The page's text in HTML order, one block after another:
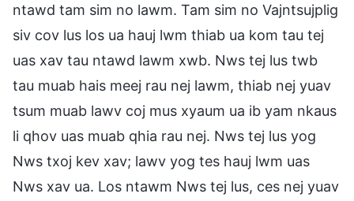
ntawd tam sim no lawm. Tam sim no Vajntsujplig
siv cov lus los ua hauj lwm thiab ua kom tau tej
uas xav tau ntawd lawm xwb. Nws tej lus twb
tau muab hais meej rau nej lawm, thiab nej yuav
tsum muab lawv coj mus xyaum ua ib yam nkaus
li qhov uas muab qhia rau nej. Nws tej lus yog
Nws txoj kev xav; lawv yog tes hauj lwm uas
Nws xav ua. Los ntawm Nws tej lus, ces nej yuav